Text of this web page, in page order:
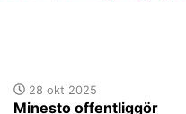
28 okt 2025
Minesto offentliggör